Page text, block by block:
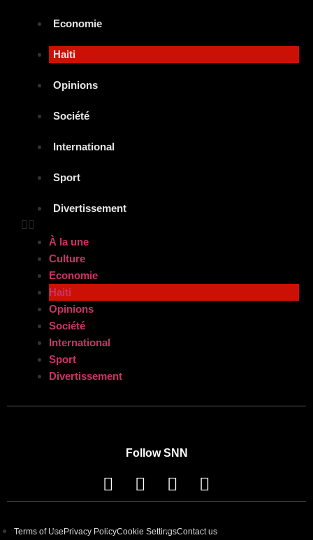
Economie
Haiti
Opinions
Société
International
Sport
Divertissement
À la une
Culture
Economie
Haiti
Opinions
Société
International
Sport
Divertissement
Follow SNN
Terms of Use Privacy PolicyCookie SettingsContact us